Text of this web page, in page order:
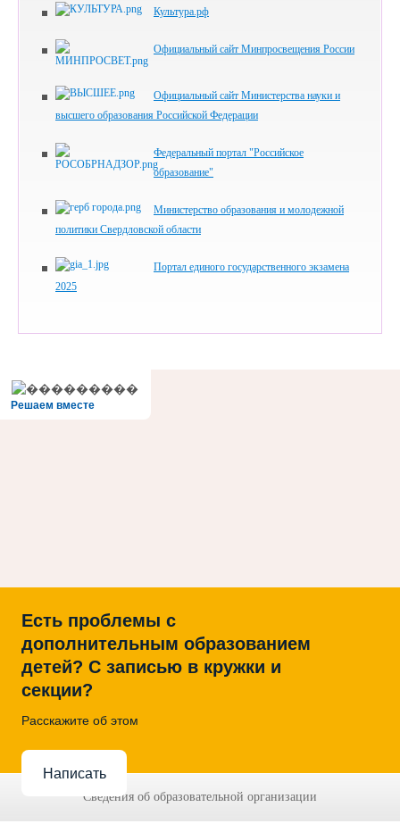
Культура.рф
Официальный сайт Минпросвещения России
Официальный сайт Министерства науки и
высшего образования Российской Федерации
Федеральный портал "Российское
образование"
Министерство образования и молодежной
политики Свердловской области
Портал единого государственного экзамена
2025
Решаем вместе
Есть проблемы с
дополнительным образованием
детей? С записью в кружки и
секции?
Расскажите об этом
Написать
Сведения об образовательной организации